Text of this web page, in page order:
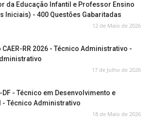
da Educação Infantil e Professor Ensino
Iniciais) - 400 Questões Gabaritadas
12 de Maio de 2026
RR 2026 - Técnico Administrativo -
17 de Julho de 2026
DF - Técnico em Desenvolvimento e
Técnico Administrativo
18 de Maio de 2026